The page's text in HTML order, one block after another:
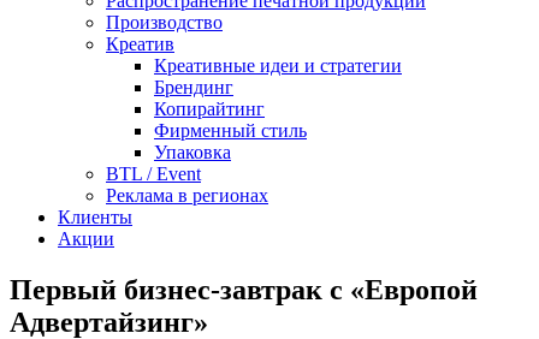
Производство
Креатив
Креативные идеи и стратегии
Брендинг
Копирайтинг
Фирменный стиль
Упаковка
BTL / Event
Реклама в регионах
Клиенты
Акции
Первый бизнес-завтрак c «Европой
Адвертайзинг»